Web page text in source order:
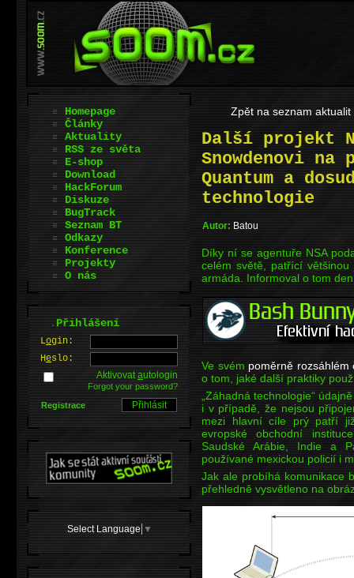
Zpět na seznam aktualit
Další projekt
Snowdenovi na
Quantum a
technologie
Autor: Batou
Díky ní se agentuře NSA
celém světě, patřící většinou
armáda. Informoval o tom
Ve svém poměrně rozsáhlém
o tom, jaké další praktiky
„Záhadná technologie“
i v případě, že nejsou
mezi hlavní cíle prý patří
evropské obchodní
Saudské Arábie, Indie a
používané mexickou policií i
Jak ale probíhá komunikace
přehledně vysvětleno na
Homepage
Články
Aktuality
RSS ze světa
E-shop
Download
HackForum
Diskuze
BugTrack
Seznam BT
Odkazy
Konference
Projekty
O nás
.Přihlášení
Login:
Heslo:
Aktivovatautologin
Forgot your password?
Registrace
Select Language ▼